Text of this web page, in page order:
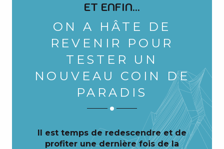
ET ENFIN...
ON A HÂTE DE
REVENIR POUR
TESTER UN
NOUVEAU COIN DE
PARADIS
Il est temps de redescendre et de
profiter une dernière fois de la